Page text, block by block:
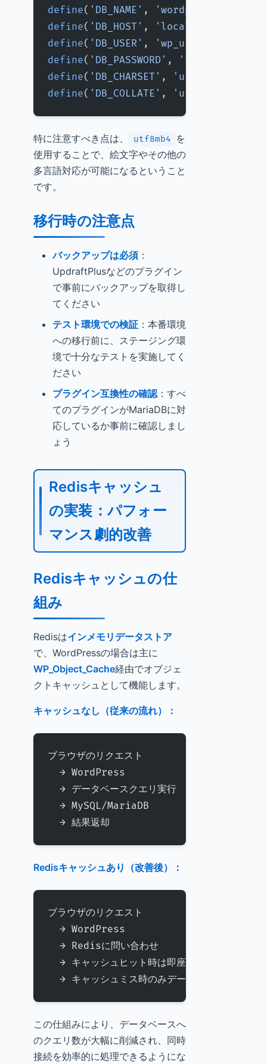
define( 'DB_NAME' , 'wordpress_db'
define( 'DB_HOST' , 'localhost:3306'
define( 'DB_USER' , 'wp_user'
define( 'DB_PASSWORD' ,
define( 'DB_CHARSET' , 'utf8mb4'
define( 'DB_COLLATE' ,
特に注意すべき点は、 utf8mb4
を
使用することで、絵文字やその他の
多言語対応が可能になるということ
です。
移行時の注意点
バックアップは必須 ：
UpdraftPlusなどのプラグイン
で事前にバックアップを取得し
てください
テスト環境での検証 ：本番環境
への移行前に、ステージング環
境で十分なテストを実施してく
ださい
プラグイン互換性の確認：すべ
てのプラグインがMariaDBに対
応しているか事前に確認しまし
ょう
Redisキャッシュ
の実装：パフォー
マンス劇的改善
Redisキャッシュの仕
組み
Redisはインメモリデータストア
で、WordPressの場合は主に
WP_Object_Cache経由でオブジェ
クトキャッシュとして機能します。
キャッシュなし（従来の流れ）：
ブラウザのリクエスト
  → WordPress
  → データベースクエリ実行
  → MySQL/MariaDB
  → 結果返却
Redisキャッシュあり（改善後）：
ブラウザのリクエスト
  → WordPress
  → Redisに問い合わせ
  → キャッシュヒット時は即座に返却
  → キャッシュミス時のみデータベースクエリ
この仕組みにより、データベースへ
のクエリ数が大幅に削減され、同時
接続を効率的に処理できるようにな